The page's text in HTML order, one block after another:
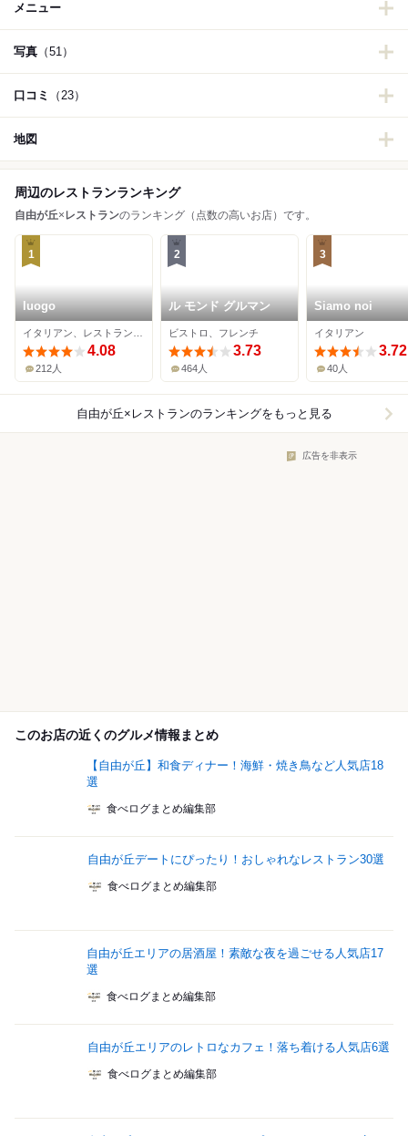
メニュー
写真 （51）
口コミ （23）
地図
周辺のレストランランキング
自由が丘× レストランのランキング（点数の高いお店）です。
1
luogo
4.08
212人
2
ル モンド グルマン
ビストロ、フレンチ
3.73
464人
3
Siamo noi
イタリアン
3.72
40人
自由が丘×レストランのランキングをもっと見る
広告を非表示
このお店の近くのグルメ情報まとめ
【自由が丘】和食ディナー！海鮮・焼き鳥など人気店18
選
食べログまとめ編集部
自由が丘デートにぴったり！おしゃれなレストラン30選
食べログまとめ編集部
自由が丘エリアの居酒屋！素敵な夜を過ごせる人気店17
選
食べログまとめ編集部
自由が丘エリアのレトロなカフェ！落ち着ける人気店6選
食べログまとめ編集部